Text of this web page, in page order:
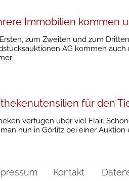
Immobilien kommen
zum Zweiten und zum
AG kommen
für den
verfügen über viel Flair.
nun in Görlitz bei einer
Kontakt